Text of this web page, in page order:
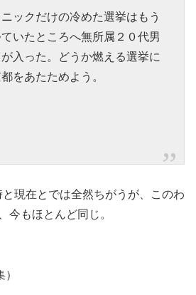
ックだけの冷めた選挙はもう
いたところへ無所属２０代男
入った。どうか燃える選挙に
をあたためよう。
現在とでは全然ちがうが、このわ
今もほとんど同じ。